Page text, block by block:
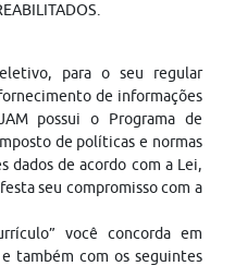
para o seu regular
de informações
possui o Programa de
de políticas e normas
dados de acordo com a Lei,
seu compromisso com a
você concorda em
também com os seguintes